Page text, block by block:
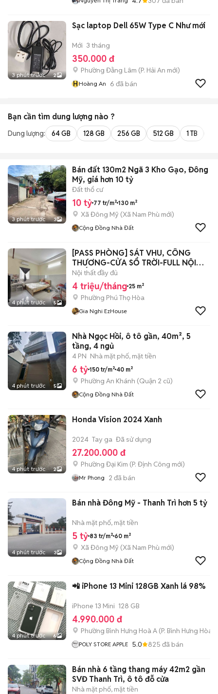
3 phút trước 2
Sạc laptop Dell 65W Type C Như mới
Mới 3 tháng
350.000 đ
Phường Đằng Lâm (P. Hải An mới)
HHoàng An 6 đã bán
Bạn cần tìm dung lượng nào ?
Dung lượng: 64 GB 128 GB 256 GB 512 GB 1 TB
3 phút trước 3
Bán đất 130m2 Ngã 3 Kho Gạo, Đông
Mỹ, giá hơn 10 tỷ
Đất thổ cư
10 tỷ 77 tr/m² 130 m²
Xã Đông Mỹ (Xã Nam Phù mới)
Cộng Đồng Nhà Đất
4 phút trước 5
[PASS PHÒNG] SÁT VHU, CÔNG
THƯƠNG-CỬA SỔ TRỜI-FULL NỘI
THẤT
Nội thất đầy đủ
4 triệu/tháng 25 m²
Phường Phú Thọ Hòa
Gia Nghi EzHouse
4 phút trước 5
Nhà Ngọc Hồi, ô tô gần, 40m², 5
tầng, 4 ngủ
4 PN Nhà mặt phố, mặt tiền
6 tỷ 150 tr/m² 40 m²
Phường An Khánh (Quận 2 cũ)
Cộng Đồng Nhà Đất
4 phút trước 2
Honda Vision 2024 Xanh
2024 Tay ga Đã sử dụng
27.200.000 đ
Phường Đại Kim (P. Định Công mới)
Mr Phong 2 đã bán
4 phút trước 3
Bán nhà Đông Mỹ - Thanh Trì hơn 5 tỷ
Nhà mặt phố, mặt tiền
5 tỷ 83 tr/m² 60 m²
Xã Đông Mỹ (Xã Nam Phù mới)
Cộng Đồng Nhà Đất
4 phút trước 6
📲 iPhone 13 Mini 128GB Xanh lá 98%
iPhone 13 Mini 128 GB
4.990.000 đ
Phường Bình Hưng Hoà A (P. Bình Hưng Hòa
POLY STORE APPLE 5.0 825 đã bán
Bán nhà 6 tầng thang máy 42m2 gần
SVĐ Thanh Trì, ô tô đỗ cửa
Nhà mặt phố, mặt tiền